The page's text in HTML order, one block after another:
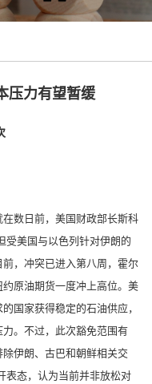
压力有望暂缓
数日前，美国财政部长斯科
受美国与以色列针对伊朗的
，冲突已进入第八周，霍尔
原油期货一度冲上高位。美
国家获得稳定的石油供应，
。不过，此次豁免范围有
伊朗、古巴和朝鲜相关交
表态，认为当前并非放松对